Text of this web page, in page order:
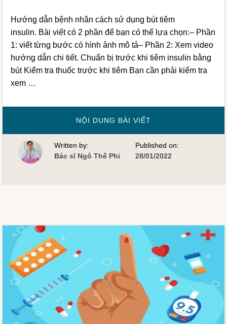
Hướng dẫn bệnh nhân cách sử dụng bút tiêm
insulin. Bài viết có 2 phần để bạn có thể lựa chọn:– Phần
1: viết từng bước có hình ảnh mô tả– Phần 2: Xem video
hướng dẫn chi tiết. Chuẩn bị trước khi tiêm insulin bằng
bút Kiểm tra thuốc trước khi tiêm Bạn cần phải kiểm tra
xem …
NỘI DUNG BÀI VIẾT
SỬ
DỤNG
BÚT
TIÊM
Written by:
Bác sĩ Ngô Thế Phi
Published on:
28/01/2022